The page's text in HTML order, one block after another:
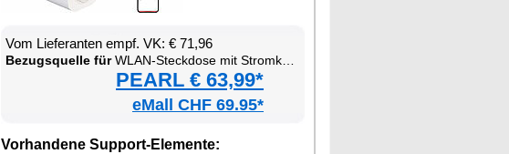
Vom Lie­fe­ran­ten empf. VK: € 71,96
Be­zugs­quel­le fürWLAN-Steck­do­se mit Strom­kos­ten-Mess­funk­ti­on und USB
PEARL € 63,99*
eMall CHF 69.95*
Vor­han­de­ne Sup­port-Ele­men­te: